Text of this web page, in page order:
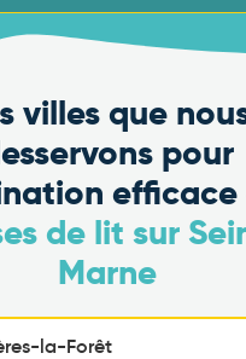
villes que
pour
efficace
de lit sur
Marne
la-Forêt